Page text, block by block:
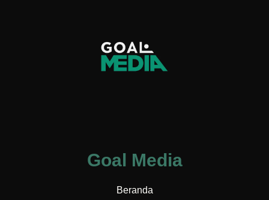
Goal Media
Beranda